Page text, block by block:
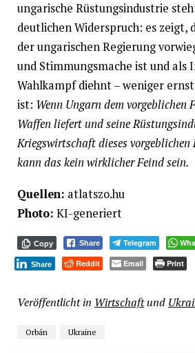
ungarische Rüstungsindustrie
deutlichen Widerspruch: es zeigt,
der ungarischen Regierung
und Stimmungsmache ist und als
Wahlkampf diehnt – weniger
ist: Wenn Ungarn dem vorgeblichen
Waffen liefert und seine
Kriegswirtschaft dieses vorgeblichen
kann das kein wirklicher Feind sein.
Quellen: atlatszo.hu
Photo: KI-generiert
Copy Share Telegram
Share Reddit Email Print
Veröffentlicht in Wirtschaftund
Orbán Ukraine